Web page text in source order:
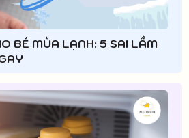
BÉ MÙA LẠNH: 5 SAI LẦM